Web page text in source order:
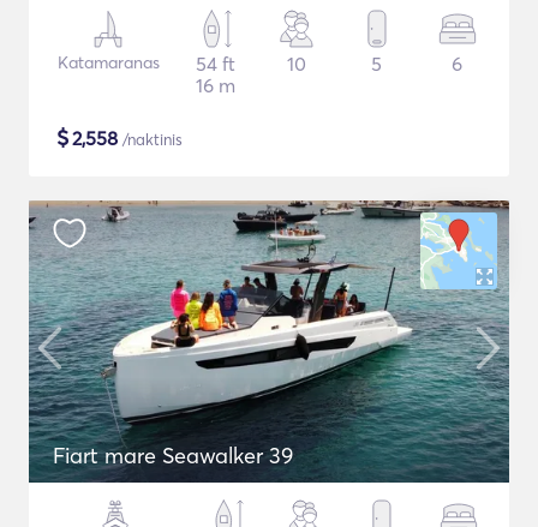
Katamaranas
54 ft
16 m
10 5 6
$2,558 /naktinis
Fiart mare Seawalker 39